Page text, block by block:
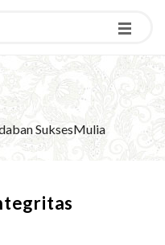
SuksesMulia